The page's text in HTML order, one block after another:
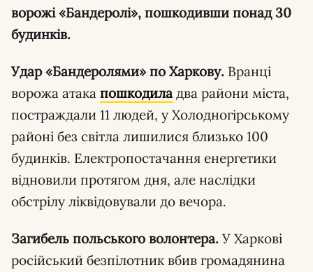
ворожі «Бандеролі», пошкодивши понад 30
будинків.
Удар «Бандеролями» по Харкову. Вранці
ворожа атака пошкодиладва райони міста,
постраждали 11 людей, у Холодногірському
районі без світла лишилися близько 100
будинків. Електропостачання енергетики
відновили протягом дня, але наслідки
обстрілу ліквідовували до вечора.
Загибель польського волонтера. У Харкові
російський безпілотник вбив громадянина